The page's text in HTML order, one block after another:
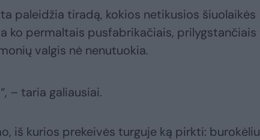
paleidžia tiradą, kokios netikusios šiuolaikės
ko permaltais pusfabrikačiais, prilygstančiais
valgis nė nenutuokia.
– taria galiausiai.
iš kurios prekeivės turguje ką pirkti: